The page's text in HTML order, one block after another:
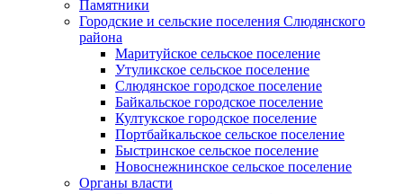
Памятники
Городские и сельские поселения Слюдянского
района
Маритуйское сельское поселение
Утуликское сельское поселение
Слюдянское городское поселение
Байкальское городское поселение
Култукское городское поселение
Портбайкальское сельское поселение
Быстринское сельское поселение
Новоснежнинское сельское поселение
Органы власти